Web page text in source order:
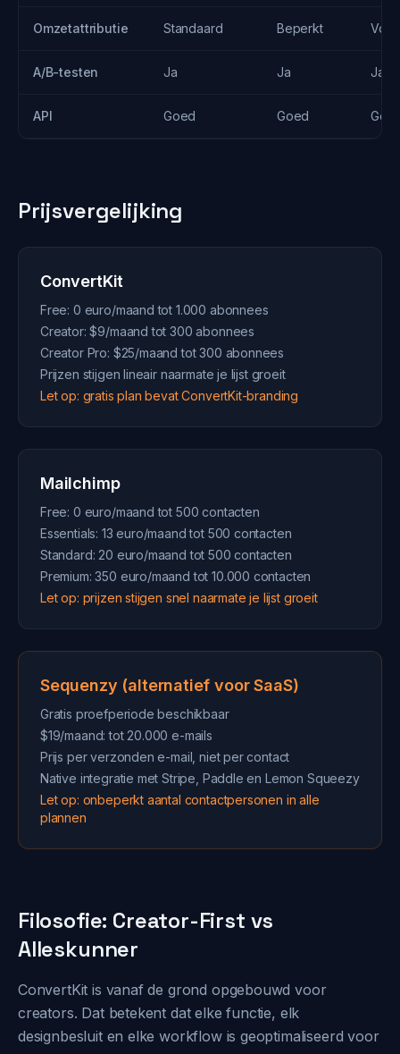
Omzetattributie Standaard Beperkt
A/B-testen Ja Ja Ja
API Goed Goed
Prijsvergelijking
ConvertKit
Free: 0 euro/maand tot 1.000 abonnees
Creator: $9/maand tot 300 abonnees
Creator Pro: $25/maand tot 300 abonnees
Prijzen stijgen lineair naarmate je lijst groeit
Let op: gratis plan bevat ConvertKit-branding
Mailchimp
Free: 0 euro/maand tot 500 contacten
Essentials: 13 euro/maand tot 500 contacten
Standard: 20 euro/maand tot 500 contacten
Premium: 350 euro/maand tot 10.000 contacten
Let op: prijzen stijgen snel naarmate je lijst groeit
Sequenzy (alternatief voor SaaS)
Gratis proefperiode beschikbaar
$19/maand: tot 20.000 e-mails
Prijs per verzonden e-mail, niet per contact
Native integratie met Stripe, Paddle en Lemon Squeezy
Let op: onbeperkt aantal contactpersonen in alle
plannen
Filosofie: Creator-First vs
Alleskunner
ConvertKit is vanaf de grond opgebouwd voor
creators. Dat betekent dat elke functie, elk
designbesluit en elke workflow is geoptimaliseerd voor